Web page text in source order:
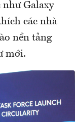
như Galaxy
các nhà
nền tảng
mới.